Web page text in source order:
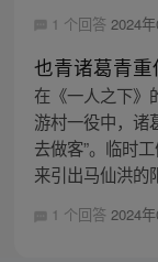
1 个回答 2024
也青诸葛青
在《一人之下》
游村一役中，诸
去做客”。临时
来引出马仙洪的
1 个回答 2024